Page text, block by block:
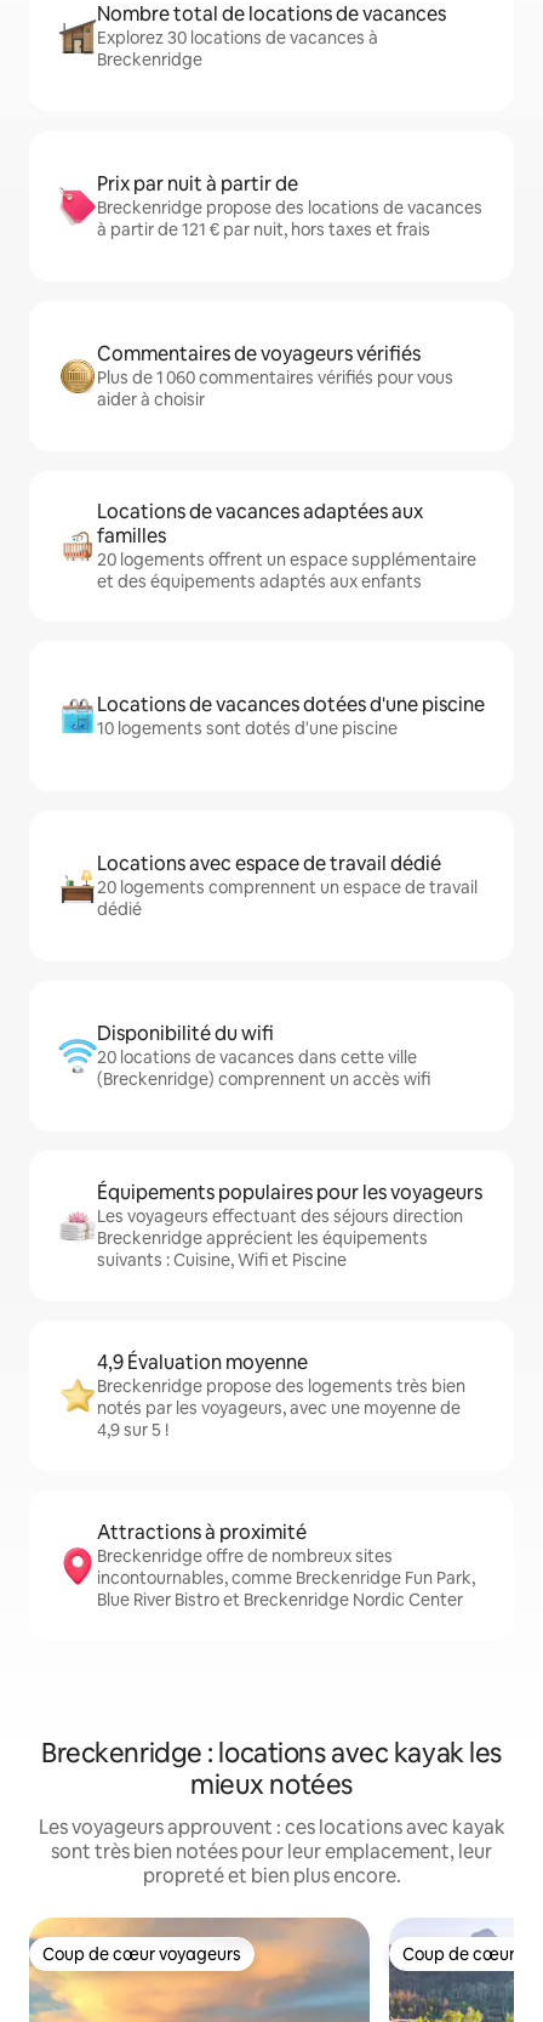
Nombre total de locations de vacances
Explorez 30 locations de vacances à
Breckenridge
Prix par nuit à partir de
Breckenridge propose des locations de vacances
à partir de 121 € par nuit, hors taxes et frais
Commentaires de voyageurs vérifiés
Plus de 1 060 commentaires vérifiés pour vous
aider à choisir
Locations de vacances adaptées aux
familles
20 logements offrent un espace supplémentaire
et des équipements adaptés aux enfants
Locations de vacances dotées d'une piscine
10 logements sont dotés d'une piscine
Locations avec espace de travail dédié
20 logements comprennent un espace de travail
dédié
Disponibilité du wifi
20 locations de vacances dans cette ville
(Breckenridge) comprennent un accès wifi
Équipements populaires pour les voyageurs
Les voyageurs effectuant des séjours direction
Breckenridge apprécient les équipements
suivants : Cuisine, Wifi et Piscine
4,9 Évaluation moyenne
Breckenridge propose des logements très bien
notés par les voyageurs, avec une moyenne de
4,9 sur 5 !
Attractions à proximité
Breckenridge offre de nombreux sites
incontournables, comme Breckenridge Fun Park,
Blue River Bistro et Breckenridge Nordic Center
Breckenridge : locations avec kayak les
mieux notées
Les voyageurs approuvent : ces locations avec kayak
sont très bien notées pour leur emplacement, leur
propreté et bien plus encore.
Coup de cœur voyageurs
Coup de cœur voyageurs Coup de cœur
Coup de cœur